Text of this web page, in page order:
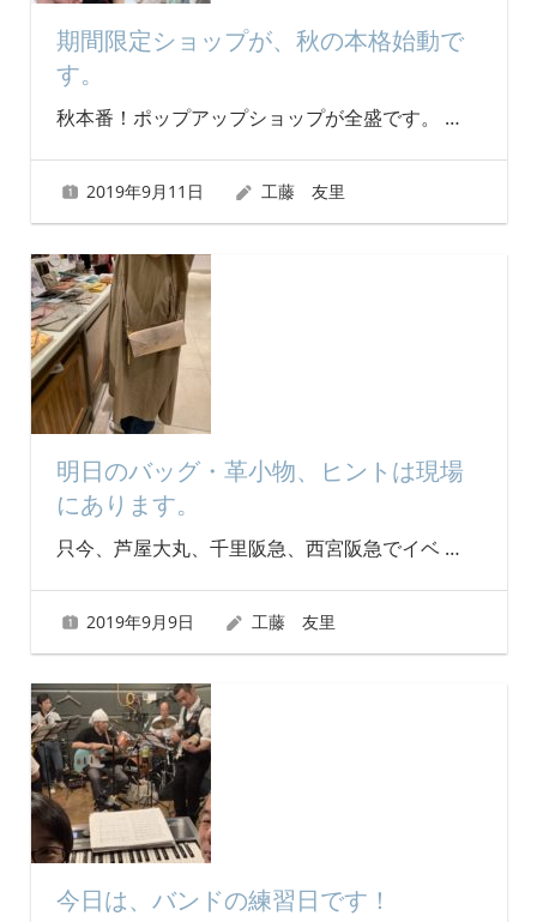
期間限定ショップが、秋の本格始動で
す。
秋本番！ポップアップショップが全盛です。 …
2019年9月11日 工藤 友里
明日のバッグ・革小物、ヒントは現場
にあります。
只今、芦屋大丸、千里阪急、西宮阪急でイベ …
2019年9月9日 工藤 友里
今日は、バンドの練習日です！